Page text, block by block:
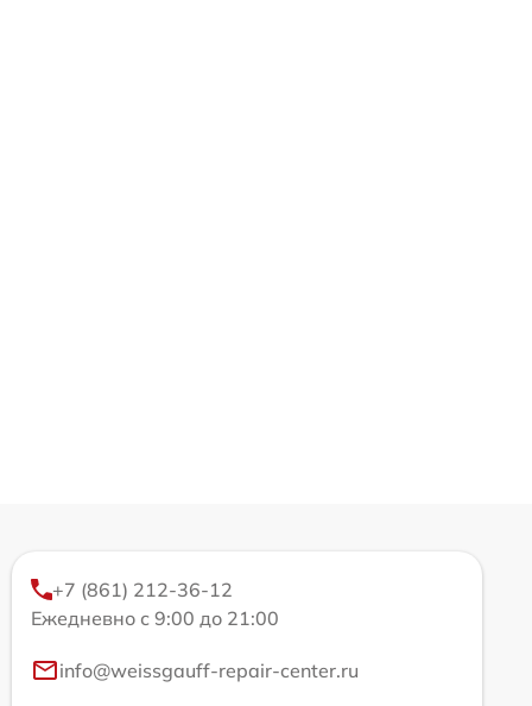
+7 (861) 212-36-12
Ежедневно с 9:00 до 21:00
info@weissgauff-repair-center.ru